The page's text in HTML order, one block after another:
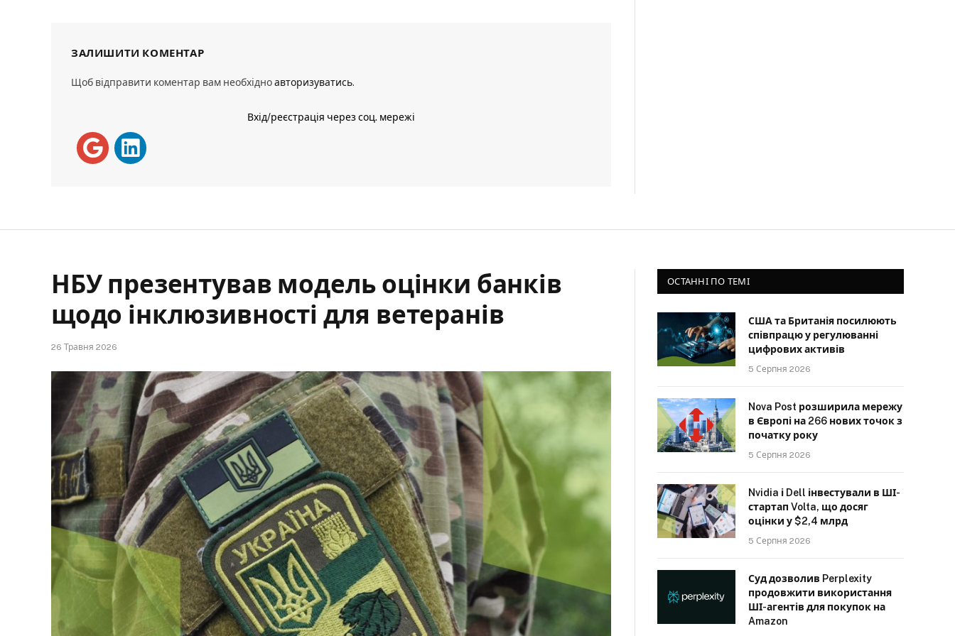
ЗАЛИШИТИ КОМЕНТАР
Щоб відправити коментар вам необхідноавторизуватись.
Вхід/реєстрація через соц. мережі
НБУ презентував модель оцінки банків
щодо інклюзивності для ветеранів
26 Травня 2026
ОСТАННІ ПО ТЕМІ
США та Британія посилюють
співпрацю у регулюванні
цифрових активів
5 Серпня 2026
Nova Post розширила мережу
в Європі на 266 нових точок з
початку року
5 Серпня 2026
Nvidia і Dell інвестували в ШІ-
стартап Volta, що досяг
оцінки у $2,4 млрд
5 Серпня 2026
Суд дозволив Perplexity
продовжити використання
ШІ-агентів для покупок на
Amazon